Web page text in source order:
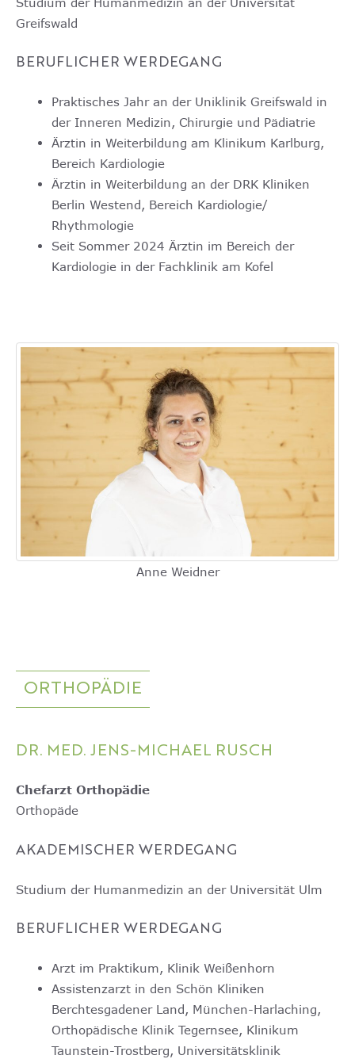
Greifswald
BERUFLICHER WERDEGANG
Praktisches Jahr an der Uniklinik Greifswald in
der Inneren Medizin, Chirurgie und Pädiatrie
Ärztin in Weiterbildung am Klinikum Karlburg,
Bereich Kardiologie
Ärztin in Weiterbildung an der DRK Kliniken
Berlin Westend, Bereich Kardiologie/
Rhythmologie
Seit Sommer 2024 Ärztin im Bereich der
Kardiologie in der Fachklinik am Kofel
Anne Weidner
ORTHOPÄDIE
DR. MED. JENS-MICHAEL RUSCH
Chefarzt Orthopädie
Orthopäde
AKADEMISCHER WERDEGANG
Studium der Humanmedizin an der Universität Ulm
BERUFLICHER WERDEGANG
Arzt im Praktikum, Klinik Weißenhorn
Assistenzarzt in den Schön Kliniken
Berchtesgadener Land, München-Harlaching,
Orthopädische Klinik Tegernsee, Klinikum
Taunstein-Trostberg, Universitätsklinik